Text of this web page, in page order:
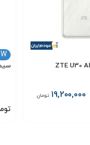
عمل می‌کند.
19,200,000 تومان